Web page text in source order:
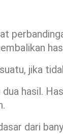
jika
hasil.
dari